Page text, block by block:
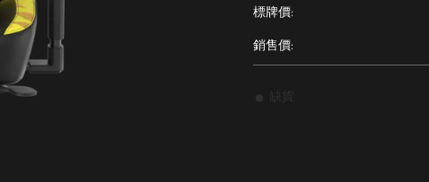
標牌價:
銷售價: